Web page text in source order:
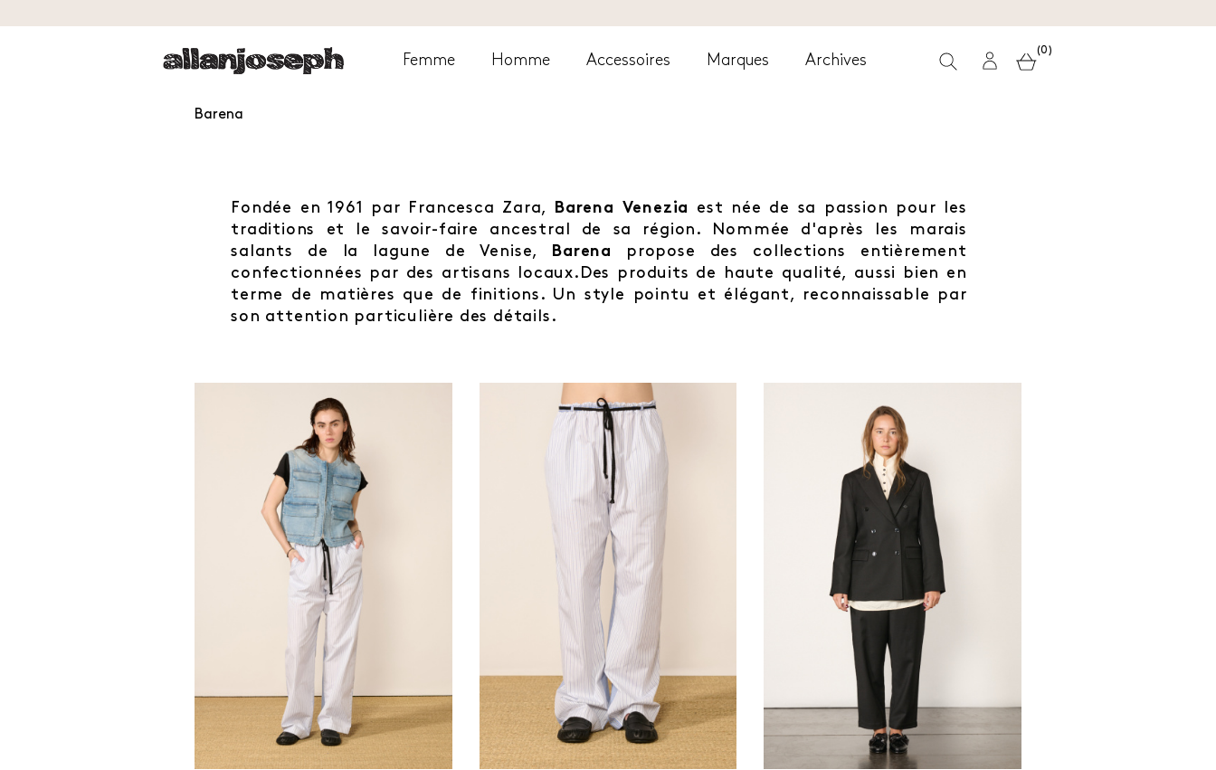
Femme Homme Accessoires Marques Archives
(0)
Barena
Fondée en 1961 par Francesca Zara, Barena Venezia
est née de sa passion pour les
traditions et le savoir-faire ancestral de sa région. Nommée d'après les marais
salants de la lagune de Venise, Barena
propose des collections entièrement
confectionnées par des artisans locaux.Des produits de haute qualité, aussi bien en
terme de matières que de finitions. Un style pointu et élégant, reconnaissable par
son attention particulière des détails.